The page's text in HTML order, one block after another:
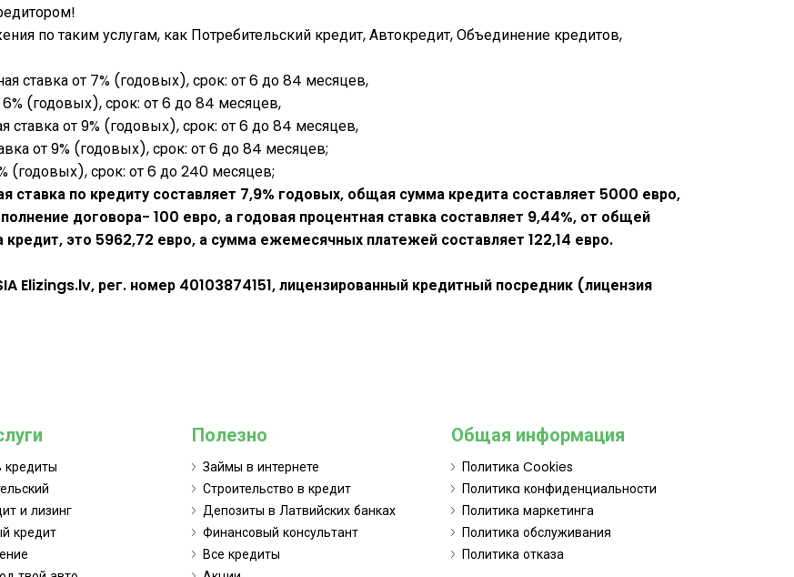
по таким услугам, как Потребительский кредит, Автокредит, Объединение кредитов,
ставка от 7% (годовых), срок: от 6 до 84 месяцев,
(годовых), срок: от 6 до 84 месяцев,
от 9% (годовых), срок: от 6 до 84 месяцев,
от 9% (годовых), срок: от 6 до 84 месяцев;
(годовых), срок: от 6 до 240 месяцев;
ставка по кредиту составляет 7,9% годовых, общая сумма кредита составляет 5000 евро,
договора- 100 евро, а годовая процентная ставка составляет 9,44%, от общей
это 5962,72 евро, а сумма ежемесячных платежей составляет 122,14 евро.
Elizings.lv, рег. номер 40103874151, лицензированный кредитный посредник (лицензия
кредиты
и лизинг
кредит
Полезно
Займы в интернете
Строительство в кредит
Депозиты в Латвийских банках
Финансовый консультант
Все кредиты
Общая информация
Политика Cookies
Политикa конфиденциальности
Политика маркетинга
Политика обслуживания
Политика отказа